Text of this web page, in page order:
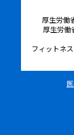
厚生労働
厚生労働
フィットネ